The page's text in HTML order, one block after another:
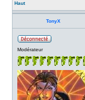
Haut
TonyX
Modérateur